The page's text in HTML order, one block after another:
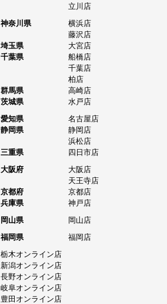
立川店
神奈川県
横浜店
藤沢店
埼玉県
大宮店
千葉県
船橋店
千葉店
柏店
群馬県
高崎店
茨城県
水戸店
愛知県
名古屋店
静岡県
静岡店
浜松店
三重県
四日市店
大阪府
大阪店
天王寺店
京都府
京都店
兵庫県
神戸店
岡山県
岡山店
福岡県
福岡店
栃木オンライン店
新潟オンライン店
長野オンライン店
岐阜オンライン店
豊田オンライン店